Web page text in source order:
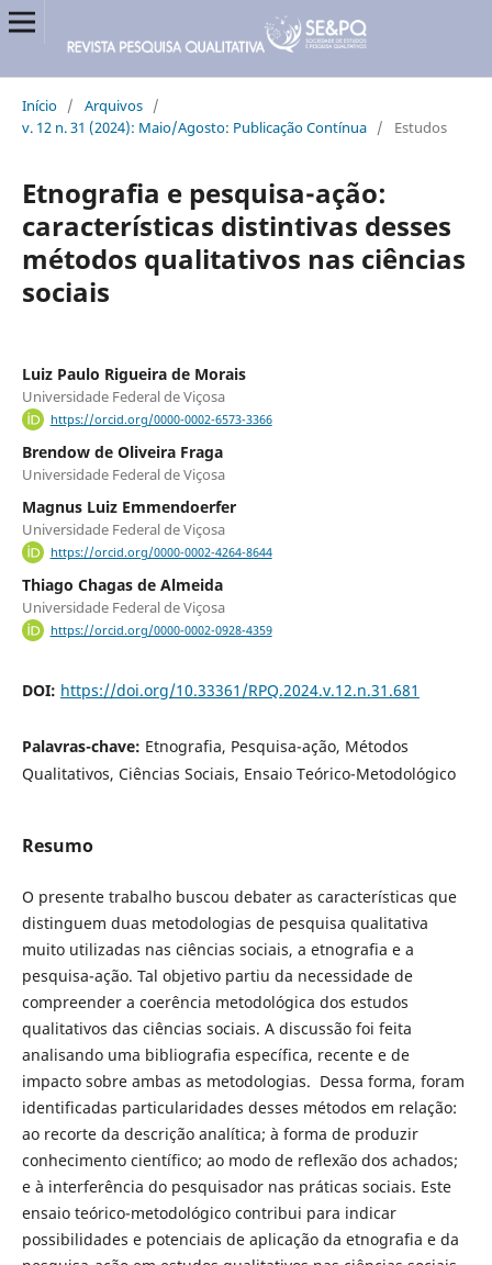
Início / Arquivos /
v. 12 n. 31 (2024): Maio/Agosto: Publicação Contínua / Estudos
Etnografia e pesquisa-ação:
características distintivas desses
métodos qualitativos nas ciências
sociais
Luiz Paulo Rigueira de Morais
Universidade Federal de Viçosa
https://orcid.org/0000-0002-6573-3366
Brendow de Oliveira Fraga
Universidade Federal de Viçosa
Magnus Luiz Emmendoerfer
Universidade Federal de Viçosa
https://orcid.org/0000-0002-4264-8644
Thiago Chagas de Almeida
Universidade Federal de Viçosa
https://orcid.org/0000-0002-0928-4359
DOI: https://doi.org/10.33361/RPQ.2024.v.12.n.31.681
Palavras-chave: Etnografia, Pesquisa-ação, Métodos
Qualitativos, Ciências Sociais, Ensaio Teórico-Metodológico
Resumo
O presente trabalho buscou debater as características que
distinguem duas metodologias de pesquisa qualitativa
muito utilizadas nas ciências sociais, a etnografia e a
pesquisa-ação. Tal objetivo partiu da necessidade de
compreender a coerência metodológica dos estudos
qualitativos das ciências sociais. A discussão foi feita
analisando uma bibliografia específica, recente e de
impacto sobre ambas as metodologias. Dessa forma, foram
identificadas particularidades desses métodos em relação:
ao recorte da descrição analítica; à forma de produzir
conhecimento científico; ao modo de reflexão dos achados;
e à interferência do pesquisador nas práticas sociais. Este
ensaio teórico-metodológico contribui para indicar
possibilidades e potenciais de aplicação da etnografia e da